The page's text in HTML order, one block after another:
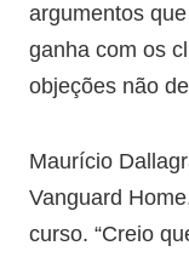
argumentos
ganha com os
objeções não
Maurício
Vanguard
curso. “Creio